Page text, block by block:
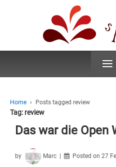
≡
Home › Posts tagged review
Tag: review
Das war die Open
by Marc Posted on 27